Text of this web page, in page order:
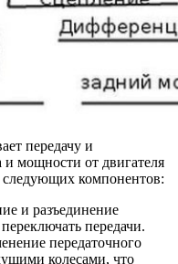
передачу и
и мощности от двигателя
компонентов:
и разъединение
передачи.
передаточного
колесами, что